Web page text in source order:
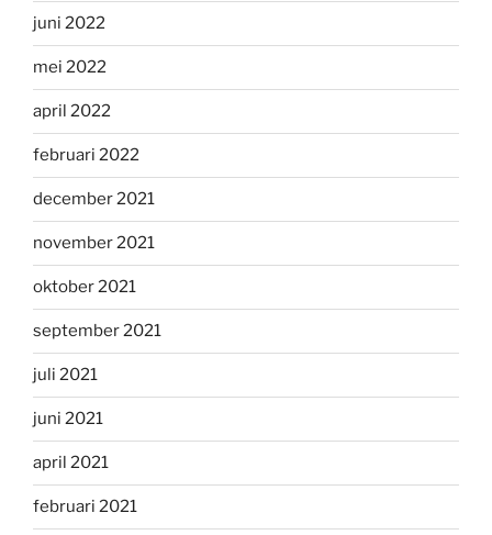
juni 2022
mei 2022
april 2022
februari 2022
december 2021
november 2021
oktober 2021
september 2021
juli 2021
juni 2021
april 2021
februari 2021